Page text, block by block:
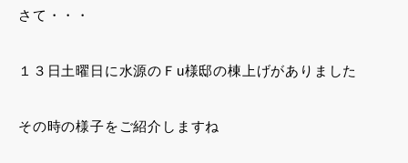
さて・・・
１３日土曜日に水源のＦu様邸の棟上げがありました
その時の様子をご紹介しますね